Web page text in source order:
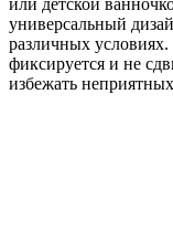
универсальный
различных
фиксируется и не
избежать